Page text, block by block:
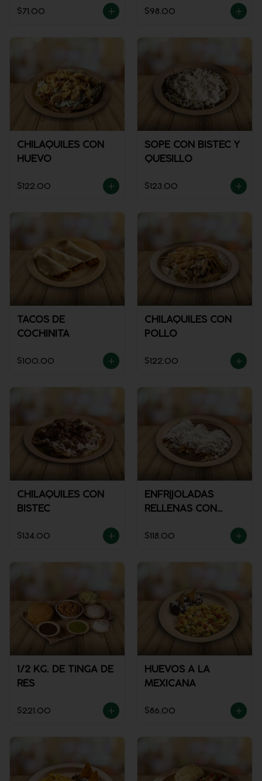
$71.00 $98.00
CHILAQUILES CON
HUEVO
$122.00
SOPE CON BISTEC Y
QUESILLO
$123.00
TACOS DE
COCHINITA
$100.00
CHILAQUILES CON
POLLO
$122.00
CHILAQUILES CON
BISTEC
$134.00
ENFRIJOLADAS
RELLENAS CON
$118.00
1/2 KG. DE TINGA DE
RES
$221.00
HUEVOS A LA
MEXICANA
$86.00